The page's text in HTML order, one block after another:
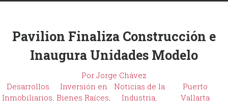
Pavilion Finaliza Construcción e
Inaugura Unidades Modelo
Por Jorge Chávez
Desarrollos
Inmobiliarios,
Inversión en
Bienes Raíces,
Noticias de la
Industria,
Puerto
Vallarta